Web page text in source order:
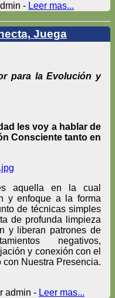
- Leer mas...
Juega
para la Evolución y
les voy a hablar de
Consciente tanto en
aquella en la cual
y enfoque a la forma
de técnicas simples
de profunda limpieza
y liberan patrones de
negativos,
y conexión con el
con Nuestra Presencia.
admin - Leer mas...